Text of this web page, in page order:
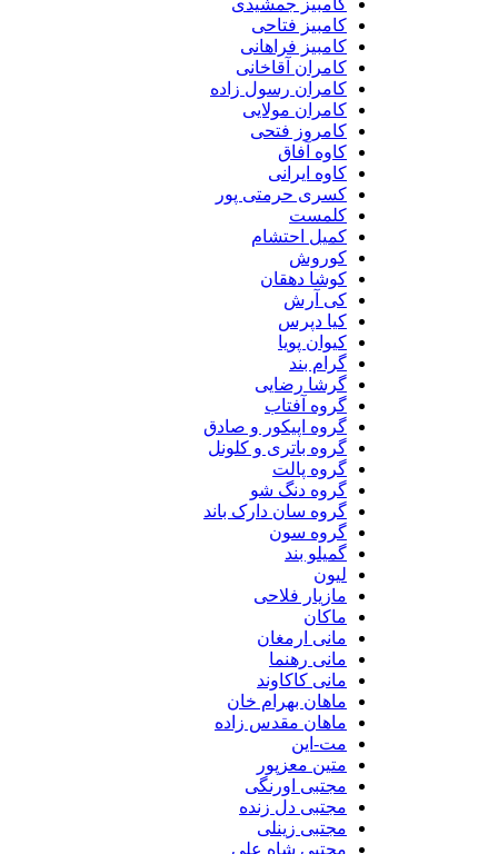
کامبیز جمشیدی
کامبیز فتاحی
کامبیز فراهانی
کامران آقاخانی
کامران رسول زاده
کامران مولایی
کامروز فتحی
کاوه آفاق
کاوه ایرانی
کسری حرمتی پور
کلمست
کمیل احتشام
کوروش
کوشا دهقان
کی آرش
کیا دپرس
کیوان پویا
گرام بند
گرشا رضایی
گروه آفتاب
گروه اپیکور و صادق
گروه باتری و کلونل
گروه پالت
گروه دنگ شو
گروه سان دارک باند
گروه سون
گمیلو بند
لیون
مازیار فلاحی
ماکان
مانی ارمغان
مانی رهنما
مانی کاکاوند
ماهان بهرام خان
ماهان مقدس زاده
مت-این
متین معزپور
مجتبی اورنگی
مجتبی دل زنده
مجتبی زینلی
مجتبی شاه علی